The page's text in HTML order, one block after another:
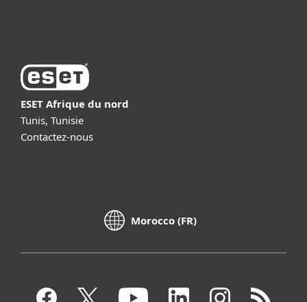
ESET Afrique du nord
Tunis, Tunisie
Contactez-nous
Morocco (FR)